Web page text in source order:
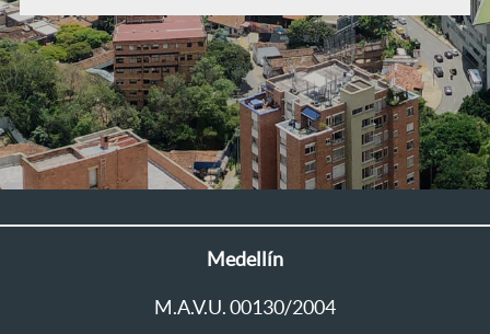
Medellín
M.A.V.U. 00130/2004